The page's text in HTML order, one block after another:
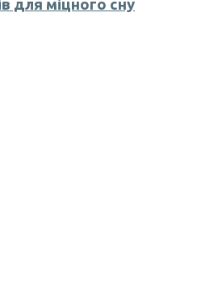
для міцного сну